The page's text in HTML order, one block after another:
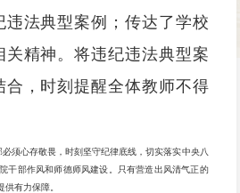
违法典型案例；传达了学校
关精神。将违纪违法典型案
合，时刻提醒全体教师不得
须心存敬畏，时刻坚守纪律底线，切实落实中央八
干部作风和师德师风建设。只有营造出风清气正的
有力保障。